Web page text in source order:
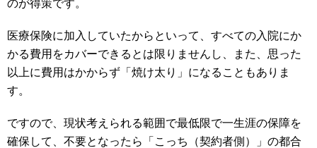
のが得策です。
医療保険に加入していたからといって、すべての入院にか
かる費用をカバーできるとは限りませんし、また、思った
以上に費用はかからず「焼け太り」になることもありま
す。
ですので、現状考えられる範囲で最低限で一生涯の保障を
確保して、不要となったら「こっち（契約者側）」の都合